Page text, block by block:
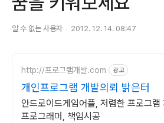
알 수 없는 사용자 2012. 12. 14. 08:47
http://프로그램개발.com 광고
개인프로그램 개발의뢰 밝은터
안드로이드게임어플, 저렴한 프로그
프로그래머, 책임시공